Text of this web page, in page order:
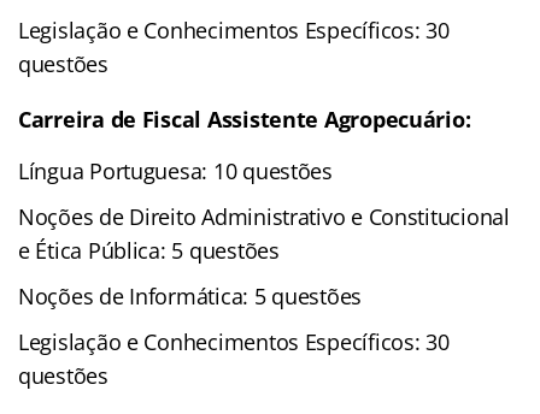
Legislação e Conhecimentos Específicos: 30
questões
Carreira de Fiscal Assistente Agropecuário:
Língua Portuguesa: 10 questões
Noções de Direito Administrativo e Constitucional
e Ética Pública: 5 questões
Noções de Informática: 5 questões
Legislação e Conhecimentos Específicos: 30
questões